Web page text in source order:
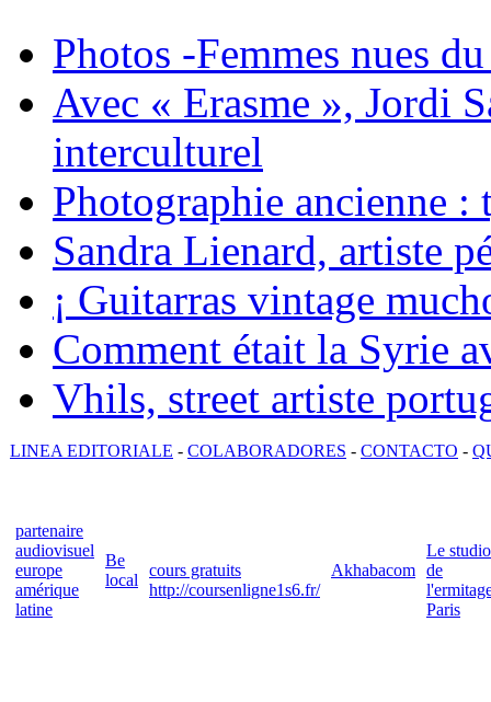
Photos -Femmes nues
Avec « Erasme », Jordi
interculturel
Photographie ancienne :
Sandra Lienard, artiste
¡ Guitarras vintage
Comment était la Syrie
Vhils, street artiste
LINEA EDITORIALE - COLABORADORES - CONTACTO -
partenaire
audiovisuel
europe
amérique
latine
Be
local
cours gratuits
http://coursenligne1s6.fr/
Akhabacom
Le studio
de
Paris